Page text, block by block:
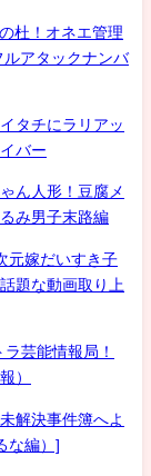
杜！オネエ管理
ルアタックナンバ
タチにラリアッ
バー
ん人形！豆腐メ
み男子末路編
元嫁だいすき子
題な動画取り上
芸能情報局！
）
解決事件簿へよ
な編）]